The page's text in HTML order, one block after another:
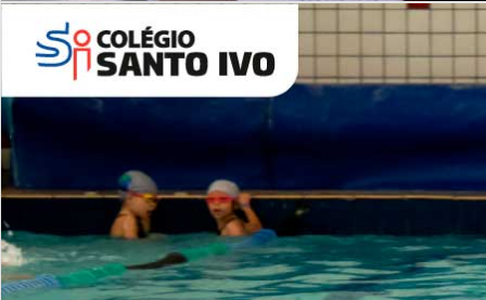
Leituras Literárias
ALUNOS NOVOS
Entre em Contato